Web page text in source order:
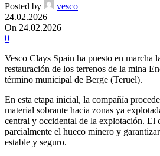
Posted by
vesco
24.02.2026
On 24.02.2026
0
Vesco Clays Spain ha puesto en marcha
restauración de los terrenos de la mina
término municipal de Berge (Teruel).
En esta etapa inicial, la compañía
material sobrante hacia zonas ya
central y occidental de la explotación. El
parcialmente el hueco minero y
estable y seguro.